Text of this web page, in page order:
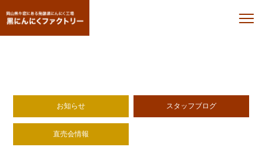
お知らせ スタッフブログ
直売会情報